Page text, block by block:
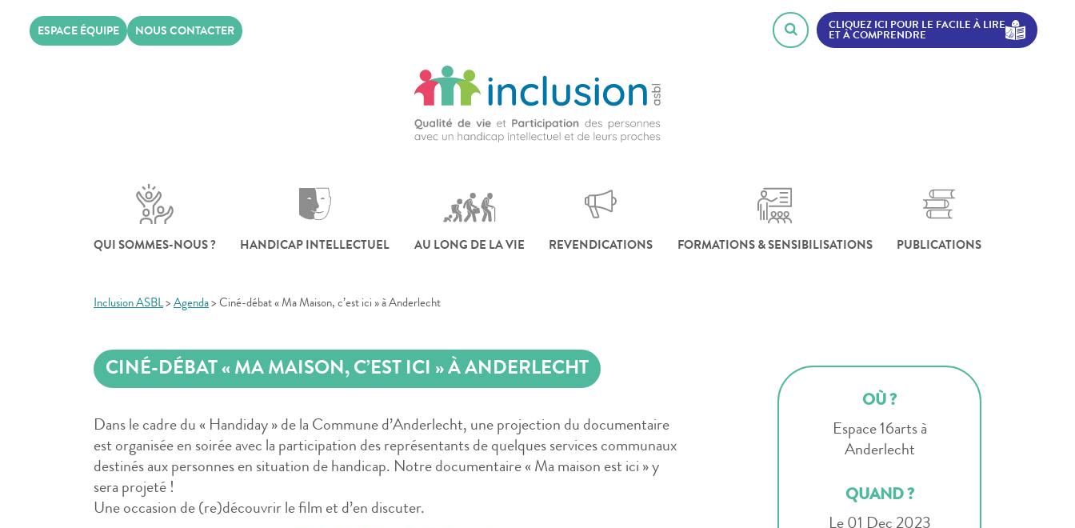
ESPACE ÉQUIPE NOUS CONTACTER
CLIQUEZ ICI POUR LE FACILE À LIRE
ET À COMPRENDRE
QUI SOMMES-NOUS ? HANDICAP INTELLECTUEL AU LONG DE LA VIE REVENDICATIONS FORMATIONS & SENSIBILISATIONS PUBLICATIONS
Inclusion ASBL> Agenda > Ciné-débat « Ma Maison, c’est ici » à Anderlecht
CINÉ-DÉBAT « MA MAISON, C’EST ICI » À ANDERLECHT
Dans le cadre du « Handiday » de la Commune d’Anderlecht, une projection du documentaire
est organisée en soirée avec la participation des représentants de quelques services communaux
destinés aux personnes en situation de handicap. Notre documentaire « Ma maison est ici » y
sera projeté !
Une occasion de (re)découvrir le film et d’en discuter.
OÙ ?
Espace 16arts à
Anderlecht
QUAND ?
Le 01 Dec 2023